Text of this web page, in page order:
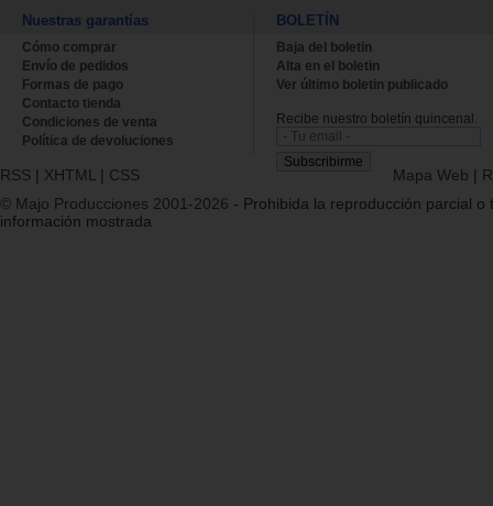
Nuestras garantías
Cómo comprar
Envío de pedidos
Formas de pago
Contacto tienda
Condiciones de venta
Política de devoluciones
BOLETÍN
Baja del boletin
Alta en el boletin
Ver último boletin publicado
Recibe nuestro boletín quincenal.
RSS | XHTML | CSS Mapa Web |
© Majo Producciones 2001-2026 - Prohibida la reproducción parcial o
información mostrada